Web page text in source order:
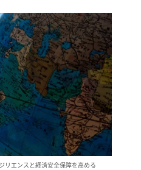
リエンスと経済安全保障を高める